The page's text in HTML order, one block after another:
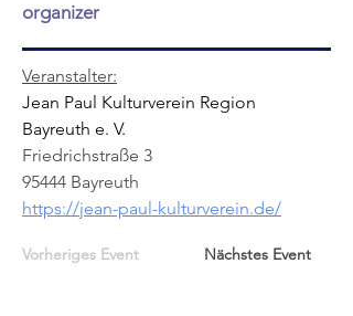
organizer
Veranstalter:
Jean Paul Kulturverein Region
Bayreuth e. V.
Friedrichstraße 3
95444 Bayreuth
https://jean-paul-kulturverein.de/
Vorheriges Event Nächstes Event